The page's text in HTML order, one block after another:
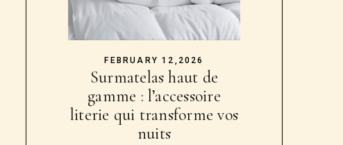
FEBRUARY 12,2026
Surmatelas haut de
gamme : l’accessoire
literie qui transforme vos
nuits